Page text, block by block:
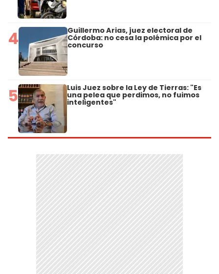
4 Guillermo Arias, juez electoral de
Córdoba: no cesa la polémica por el
concurso
5 Luis Juez sobre la Ley de Tierras: "Es
una pelea que perdimos, no fuimos
inteligentes"